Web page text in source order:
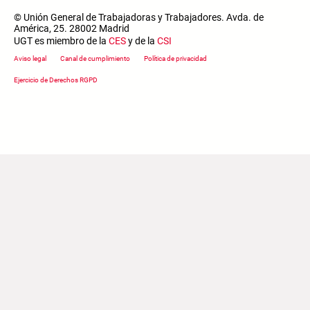
© Unión General de Trabajadoras y Trabajadores. Avda. de
América, 25. 28002 Madrid
UGT es miembro de la CESy de la CSI
Footer menu
Aviso legal Canal de cumplimiento Política de privacidad
Ejercicio de Derechos RGPD